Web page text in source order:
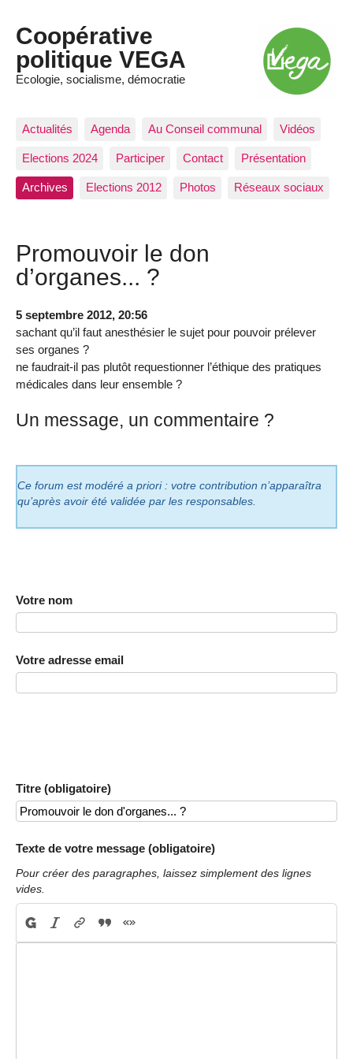
Coopérative
politique VEGA
Ecologie, socialisme, démocratie
Actualités Agenda Au Conseil communal Vidéos
Elections 2024 Participer Contact Présentation
Archives Elections 2012 Photos Réseaux sociaux
Promouvoir le don
d’organes... ?
5 septembre 2012, 20:56
sachant qu’il faut anesthésier le sujet pour pouvoir prélever
ses organes ?
ne faudrait-il pas plutôt requestionner l’éthique des pratiques
médicales dans leur ensemble ?
Un message, un commentaire ?
Ce forum est modéré a priori : votre contribution n’apparaîtra
qu’après avoir été validée par les responsables.
Votre nom
Votre adresse email
Titre (obligatoire)
Texte de votre message (obligatoire)
Pour créer des paragraphes, laissez simplement des lignes
vides.